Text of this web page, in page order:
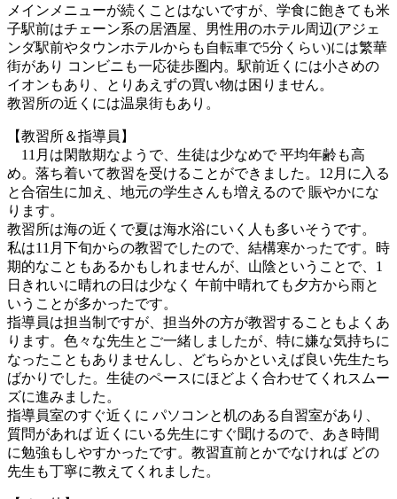
メインメニューが続くことはないですが、学食に飽きても米
子駅前はチェーン系の居酒屋、男性用のホテル周辺(アジェ
ンダ駅前やタウンホテルからも自転車で5分くらい)には繁華
街があり コンビニも一応徒歩圏内。駅前近くには小さめの
イオンもあり、とりあえずの買い物は困りません。
教習所の近くには温泉街もあり。
【教習所＆指導員】
11月は閑散期なようで、生徒は少なめで 平均年齢も高
め。落ち着いて教習を受けることができました。12月に入る
と合宿生に加え、地元の学生さんも増えるので 賑やかにな
ります。
教習所は海の近くで夏は海水浴にいく人も多いそうです。
私は11月下旬からの教習でしたので、結構寒かったです。時
期的なこともあるかもしれませんが、山陰ということで、1
日きれいに晴れの日は少なく 午前中晴れても夕方から雨と
いうことが多かったです。
指導員は担当制ですが、担当外の方が教習することもよくあ
ります。色々な先生とご一緒しましたが、特に嫌な気持ちに
なったこともありませんし、どちらかといえば良い先生たち
ばかりでした。生徒のペースにほどよく合わせてくれスムー
ズに進みました。
指導員室のすぐ近くに パソコンと机のある自習室があり、
質問があれば 近くにいる先生にすぐ聞けるので、あき時間
に勉強もしやすかったです。教習直前とかでなければ どの
先生も丁寧に教えてくれました。